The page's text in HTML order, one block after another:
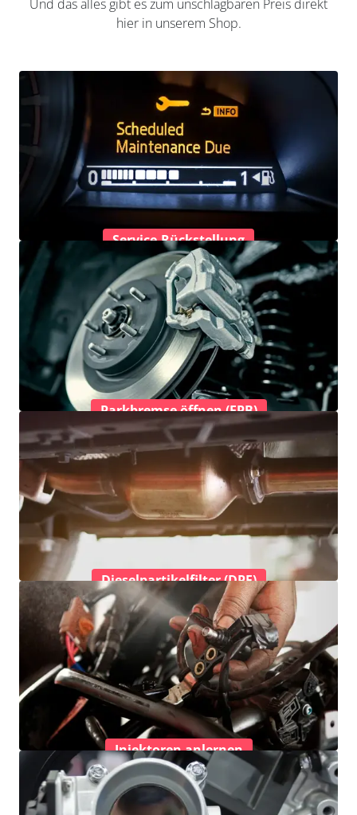
Und das alles gibt es zum unschlagbaren Preis direkt
hier in unserem Shop.
Service-Rückstellung
Parkbremse öffnen (EPB)
Dieselpartikelfilter (DPF)
Injektoren anlernen